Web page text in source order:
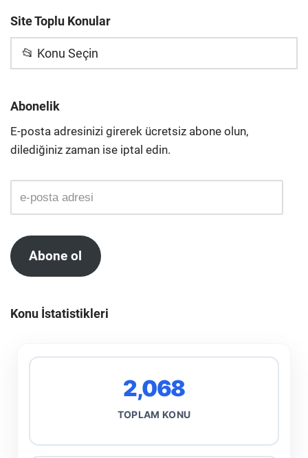
Site Toplu Konular
📂 Konu Seçin
Abonelik
E-posta adresinizi girerek ücretsiz abone olun,
dilediğiniz zaman ise iptal edin.
Abone ol
Konu İstatistikleri
2,068
TOPLAM KONU